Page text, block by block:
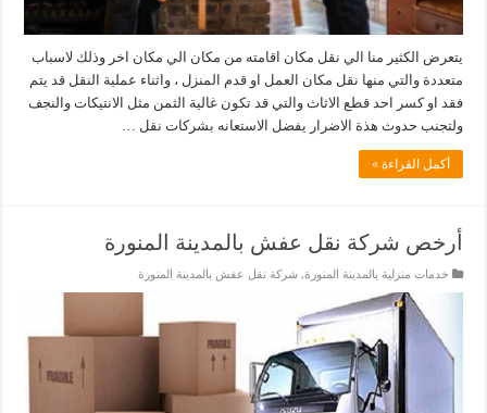
يتعرض الكثير منا الي نقل مكان اقامته من مكان الي مكان اخر وذلك لاسباب
متعددة والتي منها نقل مكان العمل او قدم المنزل ، واثناء عملية النقل قد يتم
فقد او كسر احد قطع الاثاث والتي قد تكون غالية الثمن مثل الانتيكات والنجف
ولتجنب حدوث هذة الاضرار يفضل الاستعانه بشركات نقل …
أكمل القراءة »
أرخص شركة نقل عفش بالمدينة المنورة
خدمات منزلية بالمدينة المنورة,شركة نقل عفش بالمدينة المنورة